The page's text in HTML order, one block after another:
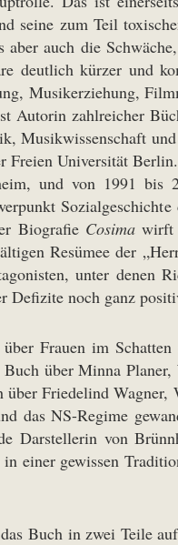
seine zum Teil
auch die
deutlich kürzer und
Musikerziehung,
Autorin zahlreicher
Musikwissenschaft
Universität
und von 1991 bis
Biografie Cosima wirft
Resümee der
unter denen
Defizite noch ganz
Frauen im
über Minna
Friedelind Wagner,
das NS-Regime
Darstellerin von
einer gewissen
Buch in zwei Teile